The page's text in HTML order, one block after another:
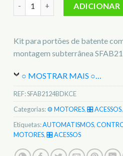
ADICIONAR
Kit para portões de batente
montagem subterrânea
○ MOSTRAR MAIS ○…
REF:SFAB2124BDKCE
Categorias:⚙️ MOTORES,🎛️ ACESSOS,
Etiquetas:AUTOMATISMOS,
MOTORES,🎛️ ACESSOS